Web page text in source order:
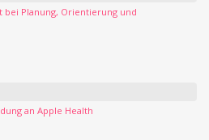
Planung, Orientierung und
an Apple Health